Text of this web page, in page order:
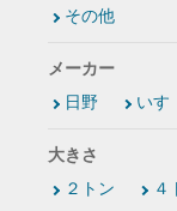
その他
メーカー
日野
いすゞ
大きさ
２トン
４